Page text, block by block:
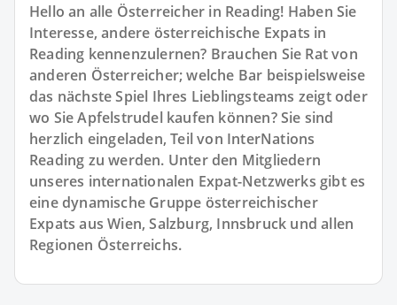
Hello an alle Österreicher in Reading! Haben Sie
Interesse, andere österreichische Expats in
Reading kennenzulernen? Brauchen Sie Rat von
anderen Österreicher; welche Bar beispielsweise
das nächste Spiel Ihres Lieblingsteams zeigt oder
wo Sie Apfelstrudel kaufen können? Sie sind
herzlich eingeladen, Teil von InterNations
Reading zu werden. Unter den Mitgliedern
unseres internationalen Expat-Netzwerks gibt es
eine dynamische Gruppe österreichischer
Expats aus Wien, Salzburg, Innsbruck und allen
Regionen Österreichs.